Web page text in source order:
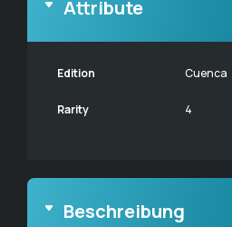
Attribute
Edition Cuenca
Rarity 4
Beschreibung